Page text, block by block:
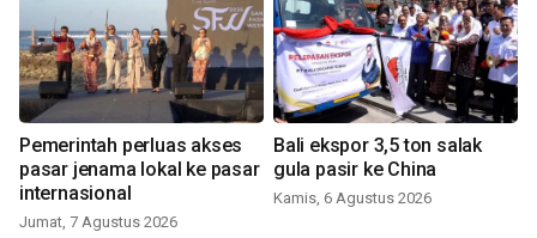
Pemerintah perluas akses
pasar jenama lokal ke pasar
internasional
Jumat, 7 Agustus 2026
Bali ekspor 3,5 ton salak
gula pasir ke China
Kamis, 6 Agustus 2026